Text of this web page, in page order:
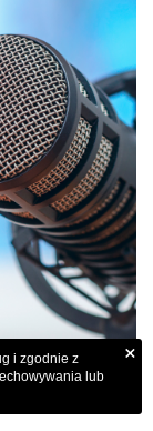
i zgodnie z
lub
×